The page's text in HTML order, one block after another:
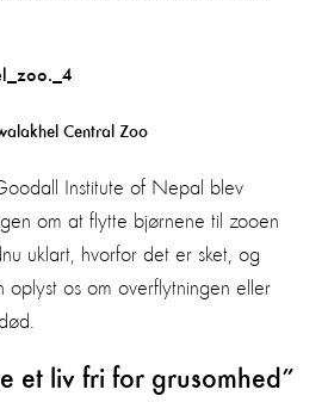
Central Zoo
Institute of Nepal blev
om at flytte bjørnene til zooen
uklart, hvorfor det er sket, og
oplyst os om overflytningen eller
et liv fri for grusomhed”